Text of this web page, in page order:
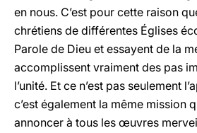
en nous. C’est pour cette raison
chrétiens de différentes Églises
Parole de Dieu et essayent de la
accomplissent vraiment des pas
l’unité. Et ce n’est pas seulement
c’est également la même mission
annoncer à tous les œuvres